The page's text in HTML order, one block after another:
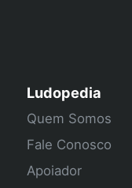
Ludopedia
Quem Somos
Fale Conosco
Apoiador